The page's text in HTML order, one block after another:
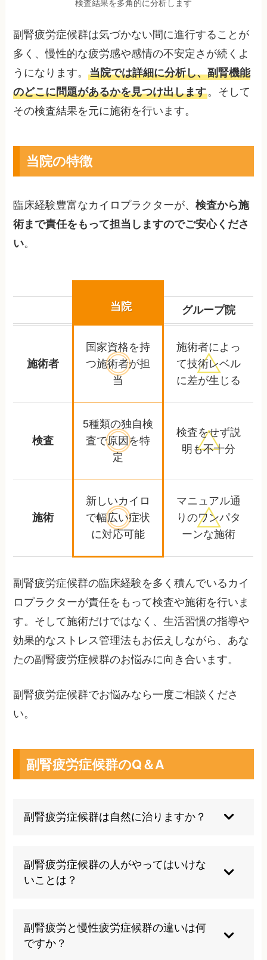
検査結果を多角的に分析します
副腎疲労症候群は気づかない間に進行することが
多く、慢性的な疲労感や感情の不安定さが続くよ
うになります。当院では詳細に分析し、副腎機能
のどこに問題があるかを見つけ出します。そして
その検査結果を元に施術を行います。
当院の特徴
臨床経験豊富なカイロプラクターが、検査から施
術まで責任をもって担当しますのでご安心くださ
い。
当院 グループ院
施術者
国家資格を持
つ施術者が担
当
施術者によっ
て技術レベル
に差が生じる
検査
5種類の独自検
査で原因を特
定
検査をせず説
明も不十分
施術
新しいカイロ
で幅広い症状
に対応可能
マニュアル通
りのワンパタ
ーンな施術
副腎疲労症候群の臨床経験を多く積んでいるカイ
ロプラクターが責任をもって検査や施術を行いま
す。そして施術だけではなく、生活習慣の指導や
効果的なストレス管理法もお伝えしながら、あな
たの副腎疲労症候群のお悩みに向き合います。
副腎疲労症候群でお悩みなら一度ご相談くださ
い。
副腎疲労症候群のQ＆A
副腎疲労症候群は自然に治りますか？
能性がありますが、多くの場合は適切な治療とラ
イフスタイルの見直しが必要です。放置すると症
副腎疲労症候群の人がやってはいけな
いことは？
糖質の過剰摂取、ストレスの蓄積は避けるべきで
す。これらは副腎にさらなる負担をかけ、症状を
悪化させる可能性があります。
副腎疲労と慢性疲労症候群の違いは何
ですか？